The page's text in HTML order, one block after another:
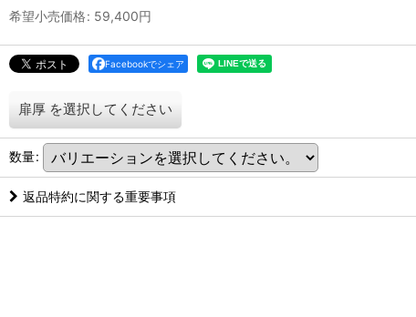
希望小売価格: 59,400円
Facebookでシェア
扉厚 を選択してください
数量:
返品特約に関する重要事項